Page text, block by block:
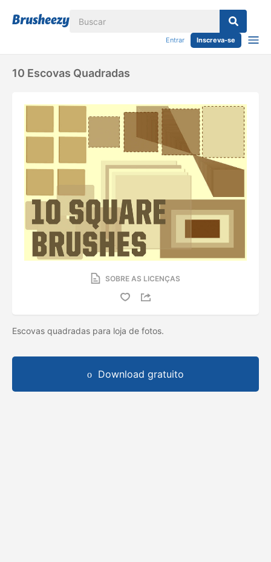
Entrar Inscreva-se
10 Escovas Quadradas
SOBRE AS LICENÇAS
Escovas quadradas para loja de fotos.
Download gratuito